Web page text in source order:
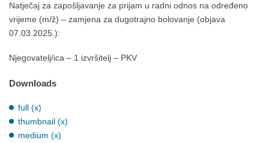
Natječaj za zapošljavanje za prijam u radni odnos na određeno
vrijeme (m/ž) – zamjena za dugotrajno bolovanje (objava
07.03.2025.):
Njegovatelj/ica – 1 izvršitelj – PKV
Downloads
full (x)
thumbnail (x)
medium (x)